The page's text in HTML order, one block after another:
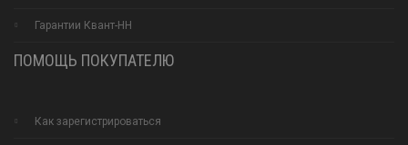
Гарантии Квант-НН
ПОМОЩЬ ПОКУПАТЕЛЮ
Как зарегистрироваться